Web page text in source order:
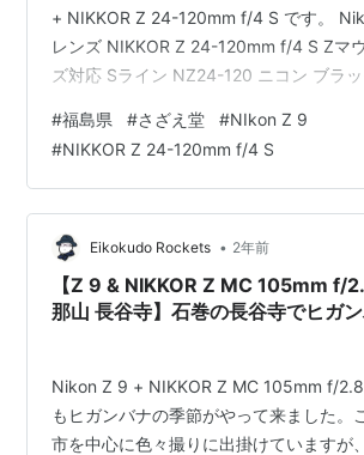
+ NIKKOR Z 24-120mm f/4 S です。
レンズ NIKKOR Z 24-120mm f/4 S Zマ
ズ対応 Sライン NZ24-120 ニコン ブラ
Nikon Amazon Nikon 単焦点レンズ
f/1.2S Zマウント ミラーレス一眼 フルサ
Amazon Main Blog …
#福島県 #さざえ堂 #NIkon Z 9
#NIKKOR Z 24-120mm f/4 S
Eikokudo Rockets • 2年前
【Z 9 & NIKKOR Z MC 105mm f/
那山 長谷寺】石巻の長谷寺でヒガ
Nikon Z 9 + NIKKOR Z MC 105mm f/2.8
もヒガンバナの季節がやって来ました。
市を中心に色々撮りに出掛けていますが